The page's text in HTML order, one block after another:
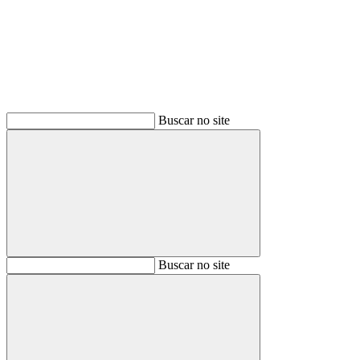
Buscar no site
BuscarBuscar no site